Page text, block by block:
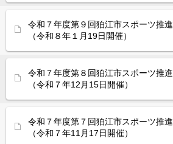
令和７年度第９回狛江市スポーツ推
（令和８年１月19日開催）
令和７年度第８回狛江市スポーツ推
（令和７年12月15日開催）
令和７年度第７回狛江市スポーツ推
（令和７年11月17日開催）